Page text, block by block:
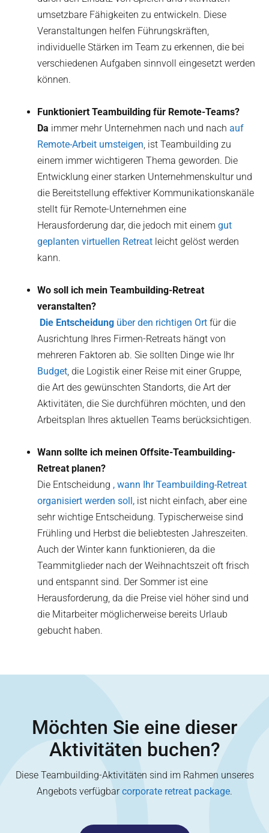
umsetzbare Fähigkeiten zu entwickeln. Diese
Veranstaltungen helfen Führungskräften,
individuelle Stärken im Team zu erkennen, die bei
verschiedenen Aufgaben sinnvoll eingesetzt werden
können.
Funktioniert Teambuilding für Remote-Teams?
‍Da immer mehr Unternehmen nach und nachauf
Remote-Arbeit umsteigen, ist Teambuilding zu
einem immer wichtigeren Thema geworden. Die
Entwicklung einer starken Unternehmenskultur und
die Bereitstellung effektiver Kommunikationskanäle
stellt für Remote-Unternehmen eine
Herausforderung dar, die jedoch mit einemgut
geplanten virtuellen Retreat leicht gelöst werden
kann.
Wo soll ich mein Teambuilding-Retreat
veranstalten?
‍ Die Entscheidung über den richtigen Ort für die
Ausrichtung Ihres Firmen-Retreats hängt von
mehreren Faktoren ab. Sie sollten Dinge wie Ihr
Budget, die Logistik einer Reise mit einer Gruppe,
die Art des gewünschten Standorts, die Art der
Aktivitäten, die Sie durchführen möchten, und den
Arbeitsplan Ihres aktuellen Teams berücksichtigen.
Wann sollte ich meinen Offsite-Teambuilding-
Retreat planen?
Die Entscheidung , wann Ihr Teambuilding-Retreat
organisiert werden soll, ist nicht einfach, aber eine
sehr wichtige Entscheidung. Typischerweise sind
Frühling und Herbst die beliebtesten Jahreszeiten.
Auch der Winter kann funktionieren, da die
Teammitglieder nach der Weihnachtszeit oft frisch
und entspannt sind. Der Sommer ist eine
Herausforderung, da die Preise viel höher sind und
die Mitarbeiter möglicherweise bereits Urlaub
gebucht haben.
Möchten Sie eine dieser
Aktivitäten buchen?
Diese Teambuilding-Aktivitäten sind im Rahmen unseres
Angebots verfügbarcorporate retreat package.